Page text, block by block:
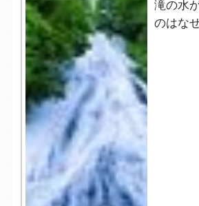
滝の水
のはな